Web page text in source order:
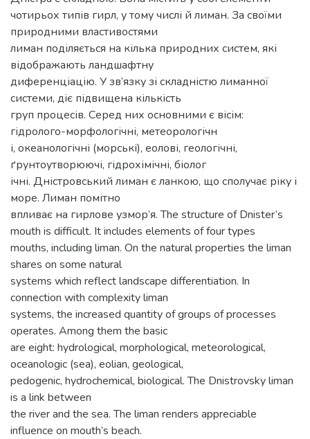
чотирьох типів гирл, у тому числі й лиман. За своїми
природними властивостями
лиман поділяється на кілька природних систем, які
відображають ландшафтну
диференціацію. У зв’язку зі складністю лиманної
системи, діє підвищена кількість
груп процесів. Серед них основними є вісім:
гідролого-морфологічні, метеорологічн
і, океанологічні (морські), еолові, геологічні,
ґрунтоутворюючі, гідрохімічні, біолог
ічні. Дністровський лиман є ланкою, що сполучає ріку і
море. Лиман помітно
впливає на гирлове узмор’я. The structure of Dnister’s
mouth is difficult. It includes elements of four types
mouths, including liman. On the natural properties the liman
shares on some natural
systems which reflect landscape differentiation. In
connection with complexity liman
systems, the increased quantity of groups of processes
operates. Among them the basic
are eight: hydrological, morphological, meteorological,
oceanologic (sea), eolian, geological,
pedogenic, hydrochemical, biological. The Dnistrovsky liman
is a link between
the river and the sea. The liman renders appreciable
influence on mouth’s beach.